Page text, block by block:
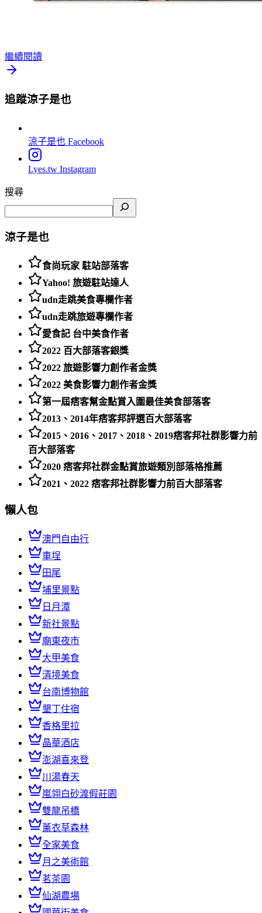
繼續閱讀
追蹤涼子是也
涼子是也 Facebook
Lyes.tw Instagram
搜尋
涼子是也
食尚玩家 駐站部落客
Yahoo! 旅遊駐站達人
udn走跳美食專欄作者
udn走跳旅遊專欄作者
愛食記 台中美食作者
2022 百大部落客銀獎
2022 旅遊影響力創作者金獎
2022 美食影響力創作者金獎
第一屆痞客幫金點賞入圍最佳美食部落客
2013、2014年痞客邦評選百大部落客
2015、2016、2017、2018、2019痞客邦社群影響力前
百大部落客
2020 痞客邦社群金點賞旅遊類別部落格推薦
2021、2022 痞客邦社群影響力前百大部落客
懶人包
澳門自由行
車埕
田尾
埔里景點
日月潭
新社景點
廟東夜市
大甲美食
清境美食
台南博物館
墾丁住宿
香格里拉
晶華酒店
澎湖喜來登
川湯春天
嵐翎白砂渡假莊園
雙龍吊橋
薰衣草森林
全家美食
月之美術館
茗茶園
仙湖農場